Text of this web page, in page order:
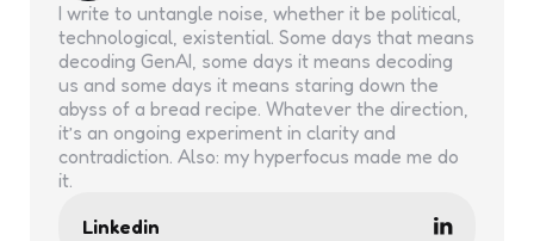
I write to untangle noise, whether it be political,
technological, existential. Some days that means
decoding GenAI, some days it means decoding
us and some days it means staring down the
abyss of a bread recipe. Whatever the direction,
it’s an ongoing experiment in clarity and
contradiction. Also: my hyperfocus made me do
it.
Linkedin